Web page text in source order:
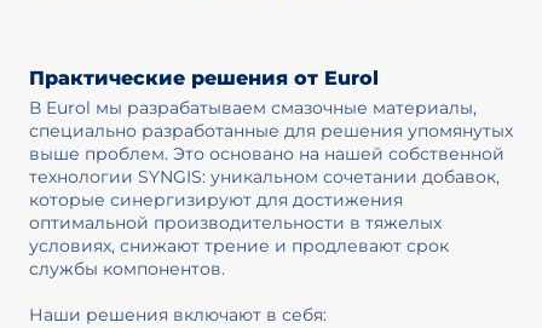
Практические решения от Eurol
В Eurol мы разрабатываем смазочные материалы,
специально разработанные для решения упомянутых
выше проблем. Это основано на нашей собственной
технологии SYNGIS: уникальном сочетании добавок,
которые синергизируют для достижения
оптимальной производительности в тяжелых
условиях, снижают трение и продлевают срок
службы компонентов.
Наши решения включают в себя: